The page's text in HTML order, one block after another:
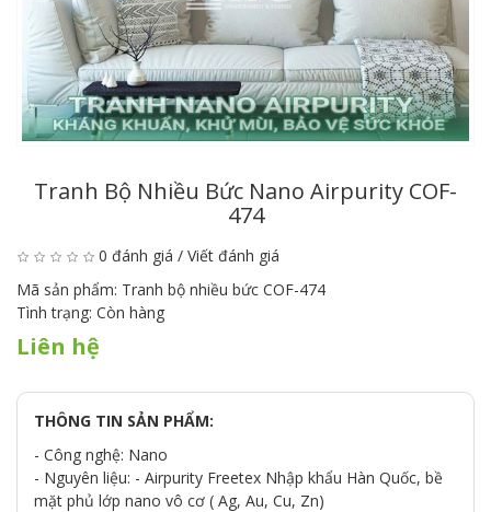
Tranh Bộ Nhiều Bức Nano Airpurity COF-
474
0 đánh giá / Viết đánh giá
Mã sản phẩm: Tranh bộ nhiều bức COF-474
Tình trạng: Còn hàng
Liên hệ
THÔNG TIN SẢN PHẨM:
- Công nghệ: Nano
- Nguyên liệu: - Airpurity Freetex Nhập khẩu Hàn Quốc, bề
mặt phủ lớp nano vô cơ ( Ag, Au, Cu, Zn)